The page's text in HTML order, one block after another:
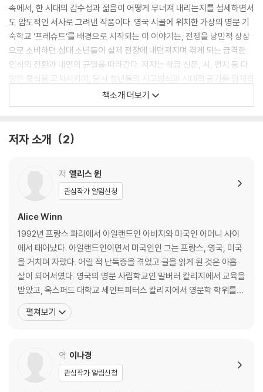
속에서, 한 시대의 감수성과 젊음이 어떻게 무너져 내리는지를 섬세하면서
도 압도적인 서사로 그려낸 작품이다. 영국 시골에 위치한 가상의 명문 기
숙학교 ‘프레슈트’를 배경으로 시작되는 이 이야기는, 전쟁을 낭만적 상상
으로 소비하던 십대 소년들이 실제 전장에 내던져지며 겪게 되는 급격한
인식의 전환과 내면의 균열을 따라간다. 저자는 학급 신문, 시, 편지 등 다
양한 형식을 교차시키며, 당시 청년들의 사고방식과 시대적 공기를 입체적
으로 복원하는 한편, 제1차 세계대전이 언어와 감정, 그리고 인간성 자체를
어떻게 파괴했는지를 집요하게 포착한다.
특히 이 작품은 전쟁 서사와 성장 서사를 넘어, 말해지지 못한 감정과 억압
현으로 지칭되었지만, 명시적 금지에도 불구하고 완전히 입 밖에 꺼내놓을
수 없는 것은 아니었다. “그는 원하는 건 무엇이든지 할 수 있었다. 그렇다
동은 모호한 상태로 유지되어야 용인받을 수 있었다.”(29쪽) 침묵하지도
숨기지도 않았지만 모호한 성격을 띤 이 사랑은, 그림자가 드리워져 불분
명하고 파악하기 어려우나 이미 알려지고 용인된 상태였다. 『인 메모리엄』
은 이러한 시대적 분위기 속에서 서로를 애타게 갈망한 두 소년의 사랑 이
야기를 통해 전쟁의 광기를 생생하게 그려낸 소설이다.
소설가이자 『햄닛』의 저자 메기 오패럴은 이 작품을 두고 다음과 같이 평
했다. “데뷔작이라 믿기 어려울 정도로 확신에 차 있고 감동적이며 가슴 저
강렬하고 박진감 넘치는 시대극을 그려내며 대형 신인의 데뷔를 널리 알렸
다. 개인의 사랑과 상실을 통해, 전쟁이라는 집단적 광기가 남긴 흔적을 가
책소개 더보기
저자 소개 2
저 앨리스 윈
관심작가 알림신청
Alice Winn
1992년 프랑스 파리에서 아일랜드인 아버지와 미국인 어머니 사이
에서 태어났다. 아일랜드인이면서 미국인인 그는 프랑스, 영국, 미국
을 거치며 자랐다. 어릴 적 난독증을 겪었고 글을 읽게 된 것은 아홉
살이 되어서였다. 영국의 명문 사립학교인 말버러 칼리지에서 교육을
받았고, 옥스퍼드 대학교 세인트피터스 칼리지에서 영문학 학위를
취득했다. 졸업 후에는 좋은 장편소설을 쓸 때까지 매년 한 편씩 쓰기
로 결심하고 소설 세 편을 썼으나 만족스러운 결과에 이르지 못했고,
펼쳐보기
역 이나경
관심작가 알림신청